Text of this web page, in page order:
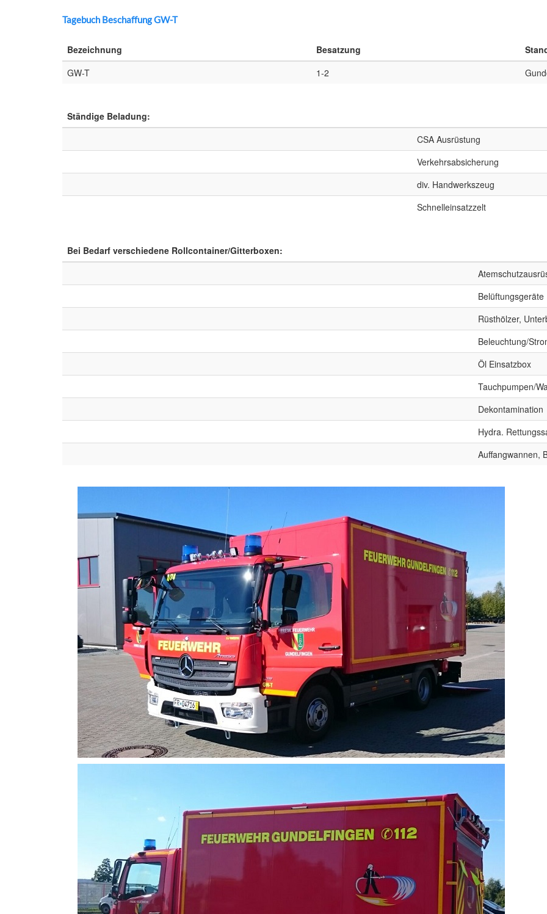
Tagebuch Beschaffung GW-T
Bezeichnung Besatzung
GW-T
1-2
Ständige Beladung:
CSA Ausrüstung
Verkehrsabsicherung
div. Handwerkszeug
Schnelleinsatzzelt
Bei Bedarf verschiedene Rollcontainer/Gitterboxen:
Belüftungsgeräte
Rüsthölzer,
Beleuchtung/
Öl Einsatzbox
Tauchpumpen/
Dekontamination
Hydra.
Auffangwannen,